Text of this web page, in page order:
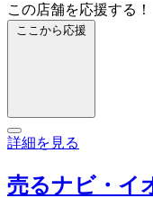
この店舗を応援する！
ここから応援
詳細を見る
売るナビ・イ